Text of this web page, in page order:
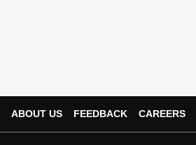
ABOUT US FEEDBACK CAREERS